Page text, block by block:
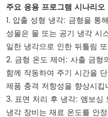
주요 응용 프로그램 시나리오
1. 압출 성형 냉각: 금형을 통
성물은 물 또는 공기 냉각 시
일한 냉각으로 인한 뒤틀림
2. 금형 온도 제어: 사출 금형
함께 작동하여 주기 시간을
제품 충격 저항성을 향상시킵
3. 표면 처리 후 냉각: 엠보싱
냉각 장비는 재료 온도를 안